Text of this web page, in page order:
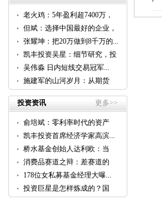
老火鸡：5年盈利超7400万，
他...
但斌：选择中国最好的企业，
跟...
张耀坤：把20万做到8千万的...
凯丰投资吴星：细节研究，投
资...
吴伟淼 日内短线交易冠军...
施建军的山河岁月：从期货
到...
投资资讯
更多>>
俞培斌：零利率时代的资产
配...
凯丰投资首席经济学家高滨...
桥水基金创始人达利欧：当
前...
消费品赛道之辩：差赛道的
好...
178位女私募基金经理大曝...
投资巨星是怎样炼成的？国
内...